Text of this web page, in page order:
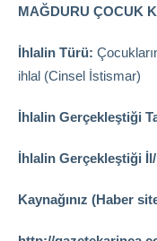
MAĞDURU ÇOCUK
İhlalin Türü:
ihlal (Cinsel İstismar)
İhlalin Gerçekleştiği
İhlalin Gerçekleştiği
Kaynağınız (Haber